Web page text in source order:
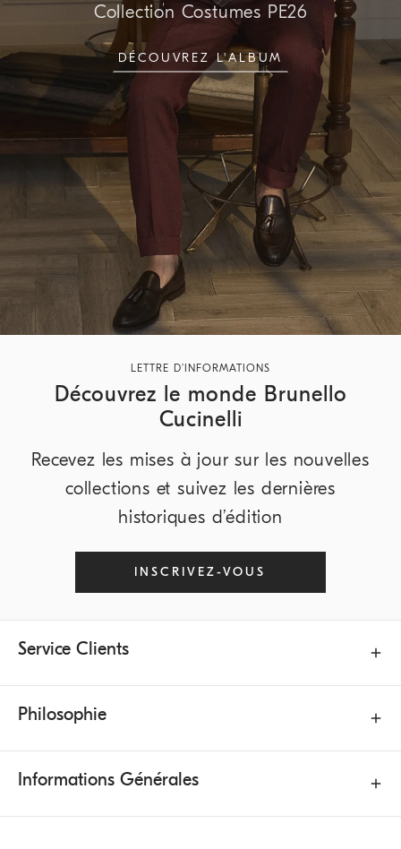
Collection Costumes PE26
DÉCOUVREZ L'ALBUM
LETTRE D’INFORMATIONS
Découvrez le monde Brunello
Cucinelli
Recevez les mises à jour sur les nouvelles
collections et suivez les dernières
historiques d’édition
INSCRIVEZ-VOUS
Service Clients
Philosophie
Informations Générales